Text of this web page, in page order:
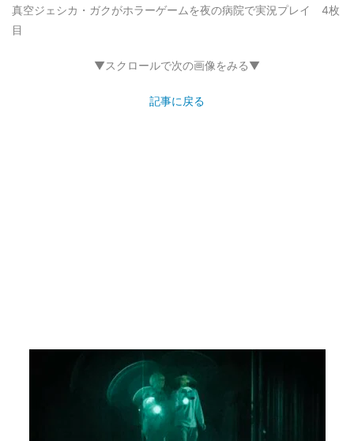
真空ジェシカ・ガクがホラーゲームを夜の病院で実況プレイ 4枚
目
▼スクロールで次の画像をみる▼
記事に戻る